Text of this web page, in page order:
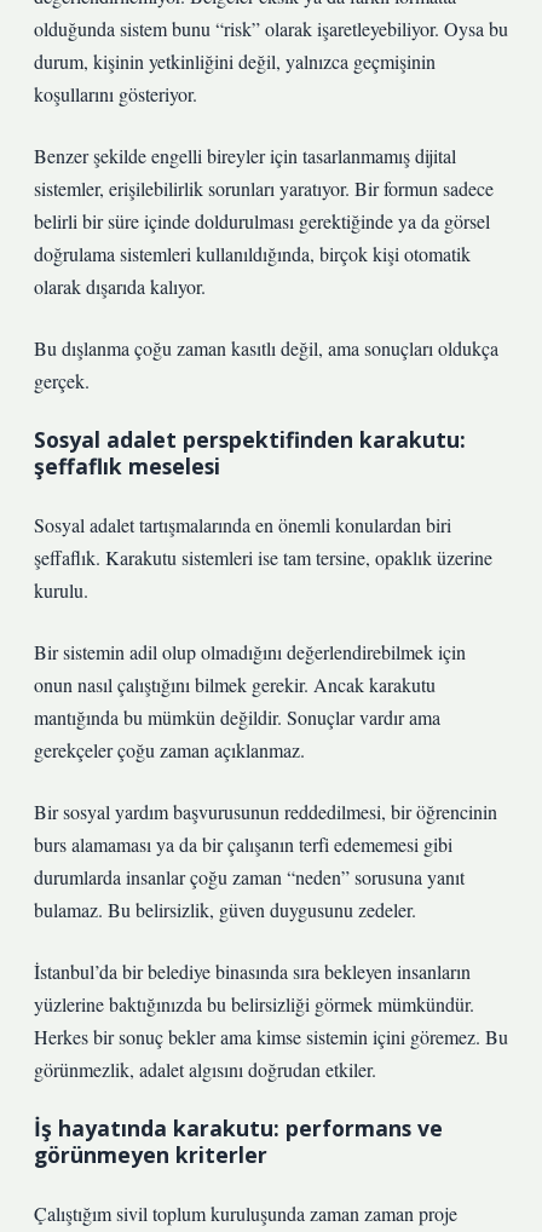
olduğunda sistem bunu “risk” olarak işaretleyebiliyor. Oysa bu
durum, kişinin yetkinliğini değil, yalnızca geçmişinin
koşullarını gösteriyor.
Benzer şekilde engelli bireyler için tasarlanmamış dijital
sistemler, erişilebilirlik sorunları yaratıyor. Bir formun sadece
belirli bir süre içinde doldurulması gerektiğinde ya da görsel
doğrulama sistemleri kullanıldığında, birçok kişi otomatik
olarak dışarıda kalıyor.
Bu dışlanma çoğu zaman kasıtlı değil, ama sonuçları oldukça
gerçek.
Sosyal adalet perspektifinden karakutu:
şeffaflık meselesi
Sosyal adalet tartışmalarında en önemli konulardan biri
şeffaflık. Karakutu sistemleri ise tam tersine, opaklık üzerine
kurulu.
Bir sistemin adil olup olmadığını değerlendirebilmek için
onun nasıl çalıştığını bilmek gerekir. Ancak karakutu
mantığında bu mümkün değildir. Sonuçlar vardır ama
gerekçeler çoğu zaman açıklanmaz.
Bir sosyal yardım başvurusunun reddedilmesi, bir öğrencinin
burs alamaması ya da bir çalışanın terfi edememesi gibi
durumlarda insanlar çoğu zaman “neden” sorusuna yanıt
bulamaz. Bu belirsizlik, güven duygusunu zedeler.
İstanbul’da bir belediye binasında sıra bekleyen insanların
yüzlerine baktığınızda bu belirsizliği görmek mümkündür.
Herkes bir sonuç bekler ama kimse sistemin içini göremez. Bu
görünmezlik, adalet algısını doğrudan etkiler.
İş hayatında karakutu: performans ve
görünmeyen kriterler
Çalıştığım sivil toplum kuruluşunda zaman zaman proje